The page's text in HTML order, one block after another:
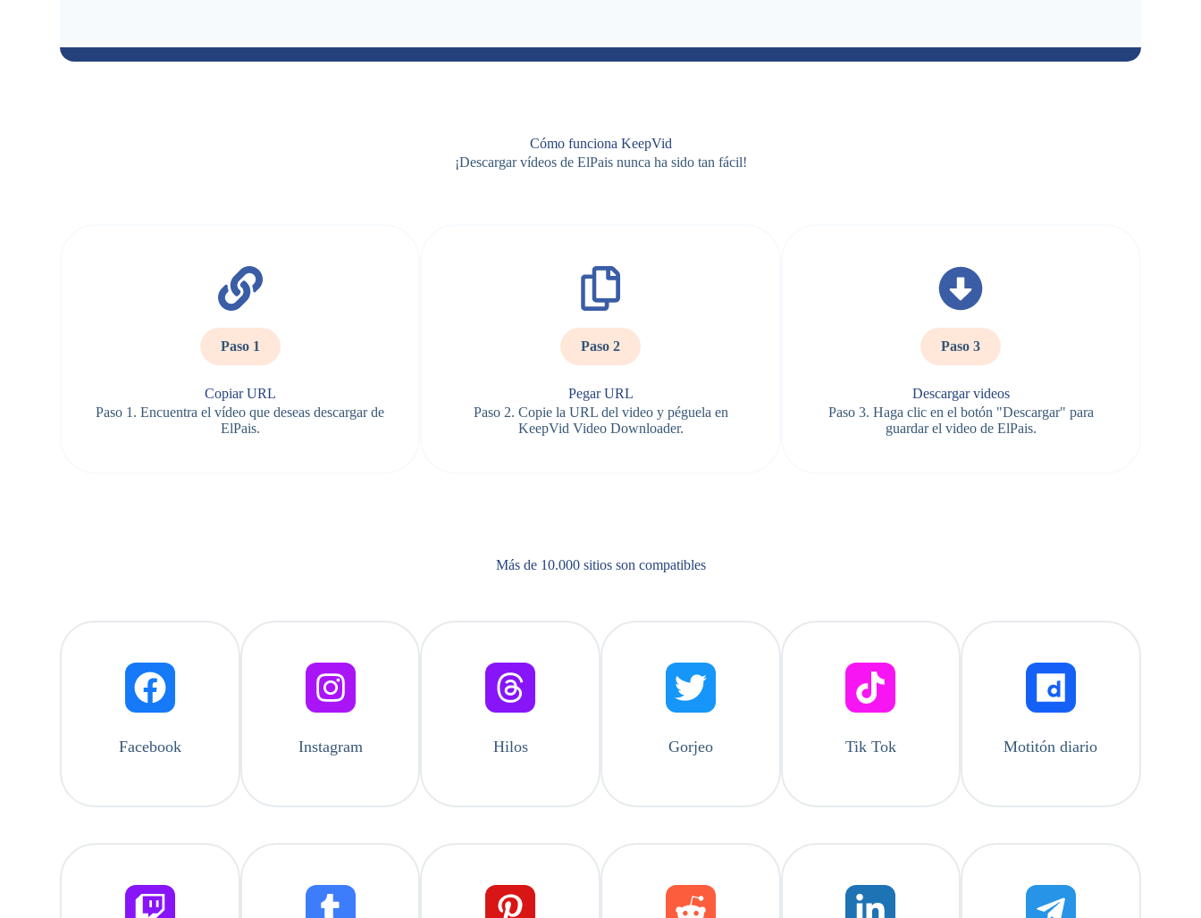
Cómo funciona KeepVid
¡Descargar vídeos de ElPais nunca ha sido tan fácil!
Paso 1
Copiar URL
Paso 1. Encuentra el vídeo que deseas descargar de
ElPais.
Paso 2
Pegar URL
Paso 2. Copie la URL del video y péguela en
KeepVid Video Downloader.
Paso 3
Descargar videos
Paso 3. Haga clic en el botón "Descargar" para
guardar el video de ElPais.
Más de 10.000 sitios son compatibles
Facebook Instagram Hilos Gorjeo Tik Tok Motitón diario